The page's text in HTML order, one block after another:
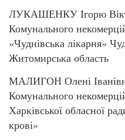
ЛУКАШЕНКУ Ігорю
Комунального
«Чуднівська лікарня»
Житомирська область
МАЛИГОН Олені
Комунального
Харківської обласної
крові»